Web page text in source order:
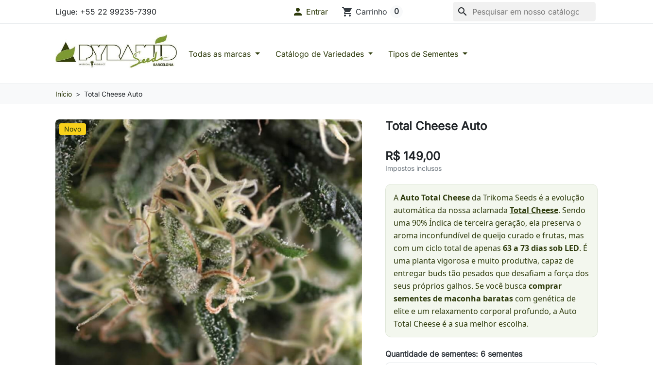
Ligue: +55 22 99235-7390 search
 Entrar shopping_cart Carrinho 0
Pyramid Seeds Brasil: O Seu Banco de Seeds de Confiança
Todas as marcas Catálogo de Variedades Tipos de Sementes
Início Total Cheese Auto
Novo Total Cheese Auto
R$ 149,00
Impostos inclusos
AAuto Total Cheeseda Trikoma Seeds é a evolução
automática da nossa aclamada Total Cheese. Sendo
uma 90% Índica de terceira geração, ela preserva o
aroma inconfundível de queijo curado e frutas, mas
com um ciclo total de apenas 63 a 73 dias sob LED. É
uma planta vigorosa e muito produtiva, capaz de
entregar buds tão pesados que desafiam a força dos
seus próprios galhos. Se você busca comprar
sementes de maconha baratascom genética de
elite e um relaxamento corporal profundo, a Auto
Total Cheese é a sua melhor escolha.
Quantidade de sementes: 6 sementes